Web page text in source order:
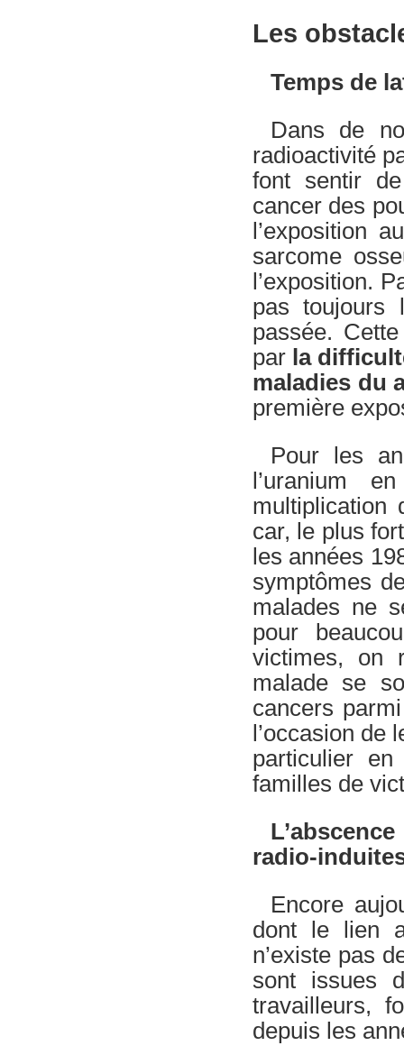
Les
Temps de
Dans de
radioactivité
font sentir
cancer des
l’exposition
sarcome
l’exposition.
pas toujours
passée.
par la
maladies du
première
Pour les
l’uranium
multiplication
car, le plus
les années
symptômes
malades ne
pour
victimes, on
malade se
cancers
l’occasion de
particulier
familles de
radio-
Encore
dont le lien
n’existe pas
sont issues
travailleurs,
depuis les